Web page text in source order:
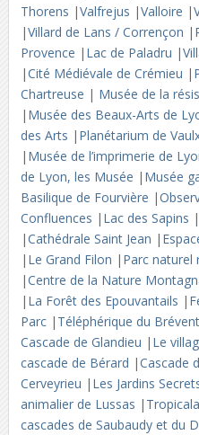
Thorens |Valfrejus |Valloire |
|Villard de Lans / Corrençon |
Provence | Lac de Paladru |
|Cité Médiévale de Crémieu |
Chartreuse | Musée de la
| Musée des Beaux-Arts de
des Arts | Planétarium de
| Musée de l’imprimerie de
de Lyon, les Musée | Musée
Basilique de Fourvière |
Confluences | Lac des Sapins |
|Cathédrale Saint Jean |
| Le Grand Filon | Parc naturel
|Centre de la Nature
| La Forêt des Epouvantails |
Parc | Téléphérique du Brévent
Cascade de Glandieu | Le
cascade de Bérard |Cascade
Cerveyrieu | Les Jardins
animalier de Lussas |
cascades de Saubaudy et du